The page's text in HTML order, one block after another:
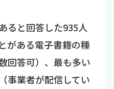
ると回答した935人
がある電子書籍の種
回答可）、最も多い
事業者が配信してい